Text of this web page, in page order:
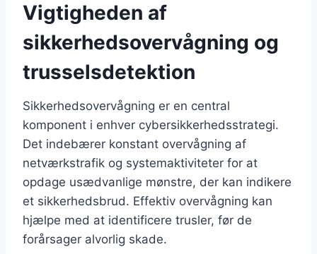
Vigtigheden af
sikkerhedsovervågning og
trusselsdetektion
Sikkerhedsovervågning er en central
komponent i enhver cybersikkerhedsstrategi.
Det indebærer konstant overvågning af
netværkstrafik og systemaktiviteter for at
opdage usædvanlige mønstre, der kan indikere
et sikkerhedsbrud. Effektiv overvågning kan
hjælpe med at identificere trusler, før de
forårsager alvorlig skade.